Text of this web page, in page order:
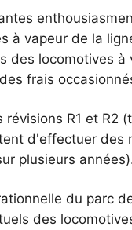
à vapeur de la
des locomotives
frais
révisions R1 et
d'effectuer
plusieurs
du parc
des